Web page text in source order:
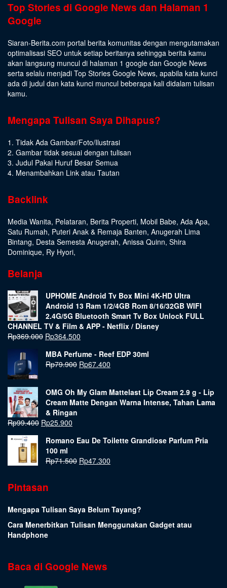
Top Stories di Google News dan Halaman 1
Google
Siaran-Berita.com portal berita komunitas dengan mengutamakan
optimalisasi SEO untuk setiap beritanya sehingga berita kamu
akan langsung muncul di halaman 1 google dan Google News
serta selalu menjadi Top Stories Google News, apabila kata kunci
ada di judul dan kata kunci muncul beberapa kali didalam tulisan
kamu.
Mengapa Tulisan Saya Dihapus?
1. Tidak Ada Gambar/Foto/Ilustrasi
2. Gambar tidak sesuai dengan tulisan
3. Judul Pakai Huruf Besar Semua
4. Menambahkan Link atau Tautan
Backlink
Media Wanita, Pelataran, Berita Properti, Mobil Babe, Ada Apa,
Satu Rumah, Puteri Anak & Remaja Banten, Anugerah Lima
Bintang, Desta Semesta Anugerah, Anissa Quinn, Shira
Dominique, Ry Hyori,
Belanja
UPHOME Android Tv Box Mini 4K-HD Ultra
Android 13 Ram 1/2/4GB Rom 8/16/32GB WIFI
2.4G/5G Bluetooth Smart Tv Box Unlock FULL
CHANNEL TV & Film & APP - Netflix / Disney
Rp369.000 Rp364.500
MBA Perfume - Reef EDP 30ml
Rp79.900 Rp67.400
OMG Oh My Glam Mattelast Lip Cream 2.9 g - Lip
Cream Matte Dengan Warna Intense, Tahan Lama
& Ringan
Rp99.400 Rp25.900
Romano Eau De Toilette Grandiose Parfum Pria
100 ml
Rp71.500 Rp47.300
Pintasan
Mengapa Tulisan Saya Belum Tayang?
Cara Menerbitkan Tulisan Menggunakan Gadget atau
Handphone
Baca di Google News